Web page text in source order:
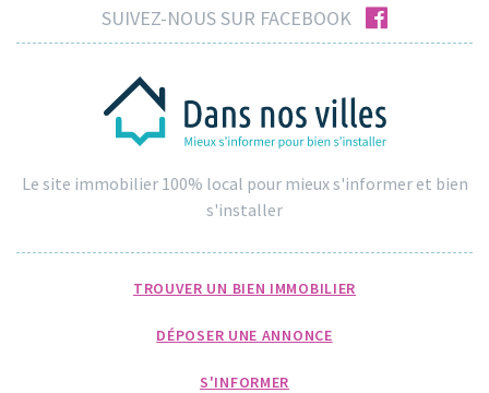
SUIVEZ-NOUS SUR FACEBOOK facebook
Le site immobilier 100% local pour mieux s'informer et bien
s'installer
TROUVER UN BIEN IMMOBILIER
DÉPOSER UNE ANNONCE
S'INFORMER